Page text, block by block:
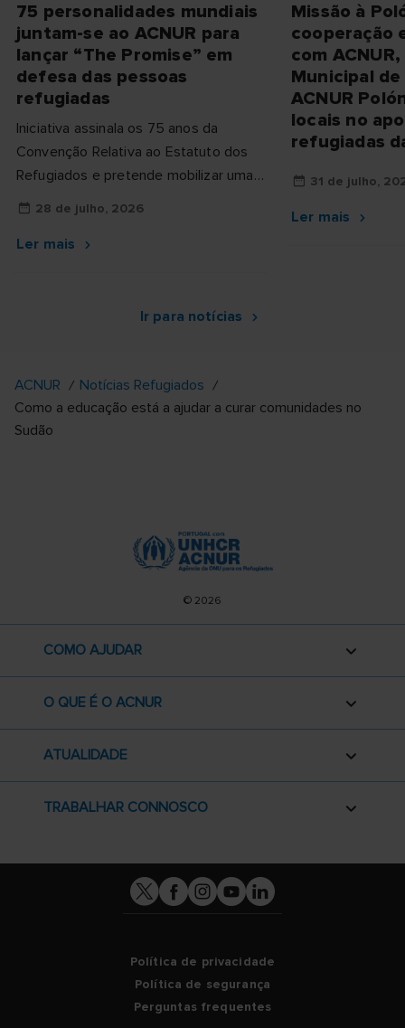
75 personalidades mundiais
juntam-se ao ACNUR para
lançar “The Promise” em
defesa das pessoas
refugiadas
Iniciativa assinala os 75 anos da
Convenção Relativa ao Estatuto dos
Refugiados e pretende mobilizar uma
coligação global de solidariedade até
de 2027.
28 de julho, 2026
Ler mais
Missão à
cooperação
com
Municipal de
ACNUR
locais no
refugiadas
31 de julho,
Ler mais
Ir para notícias
ACNUR
Notícias Refugiados
Como a educação está a ajudar a curar comunidades no
Sudão
© 2026
COMO AJUDAR
O QUE É O ACNUR
ATUALIDADE
TRABALHAR CONNOSCO
Política de privacidade
Política de segurança
Perguntas frequentes